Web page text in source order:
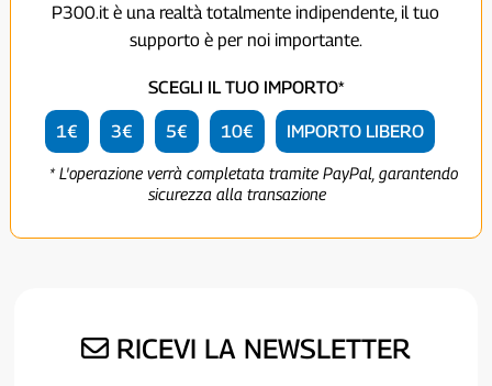
P300.it è una realtà totalmente indipendente, il tuo
supporto è per noi importante.
SCEGLI IL TUO IMPORTO*
1€ 3€ 5€ 10€ IMPORTO LIBERO
* L'operazione verrà completata tramite PayPal, garantendo
sicurezza alla transazione
RICEVI LA NEWSLETTER